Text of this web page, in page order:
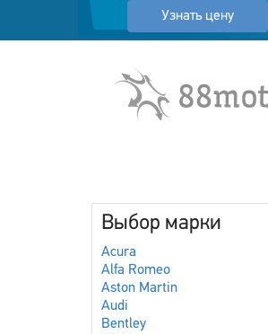
Узнать цену
Выбор марки
Acura
Alfa Romeo
Aston Martin
Audi
Bentley